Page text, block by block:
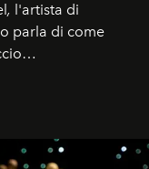
, l'artista di
parla di come